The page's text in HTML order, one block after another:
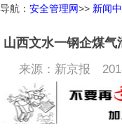
导航： 安全管理网>> 新闻
山西文水一钢企煤
来源：新京报